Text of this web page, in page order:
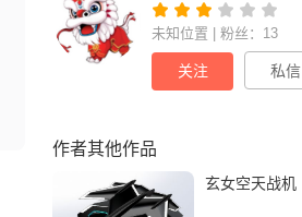
未知位置 | 粉丝：13
关注 私信
作者其他作品
玄女空天战机